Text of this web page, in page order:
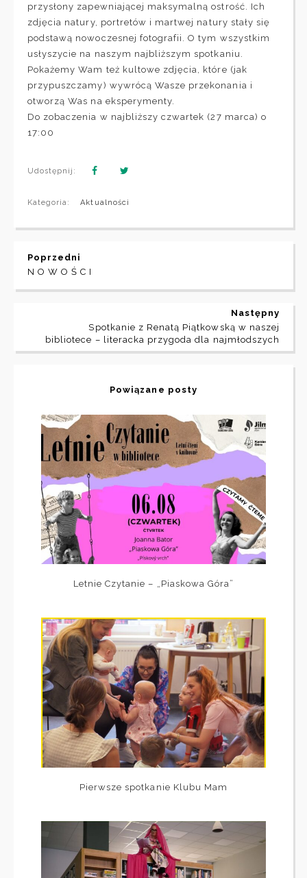
przysłony zapewniającej maksymalną ostrość. Ich
zdjęcia natury, portretów i martwej natury stały się
podstawą nowoczesnej fotografii. O tym wszystkim
usłyszycie na naszym najbliższym spotkaniu.
Pokażemy Wam też kultowe zdjęcia, które (jak
przypuszczamy) wywrócą Wasze przekonania i
otworzą Was na eksperymenty.
Do zobaczenia w najbliższy czwartek (27 marca) o
17:00
Udostępnij:
Kategoria: Aktualności
Poprzedni
N O W O Ś C I
Następny
Spotkanie z Renatą Piątkowską w naszej
bibliotece – literacka przygoda dla najmłodszych
Powiązane posty
Letnie Czytanie – „Piaskowa Góra”
Pierwsze spotkanie Klubu Mam